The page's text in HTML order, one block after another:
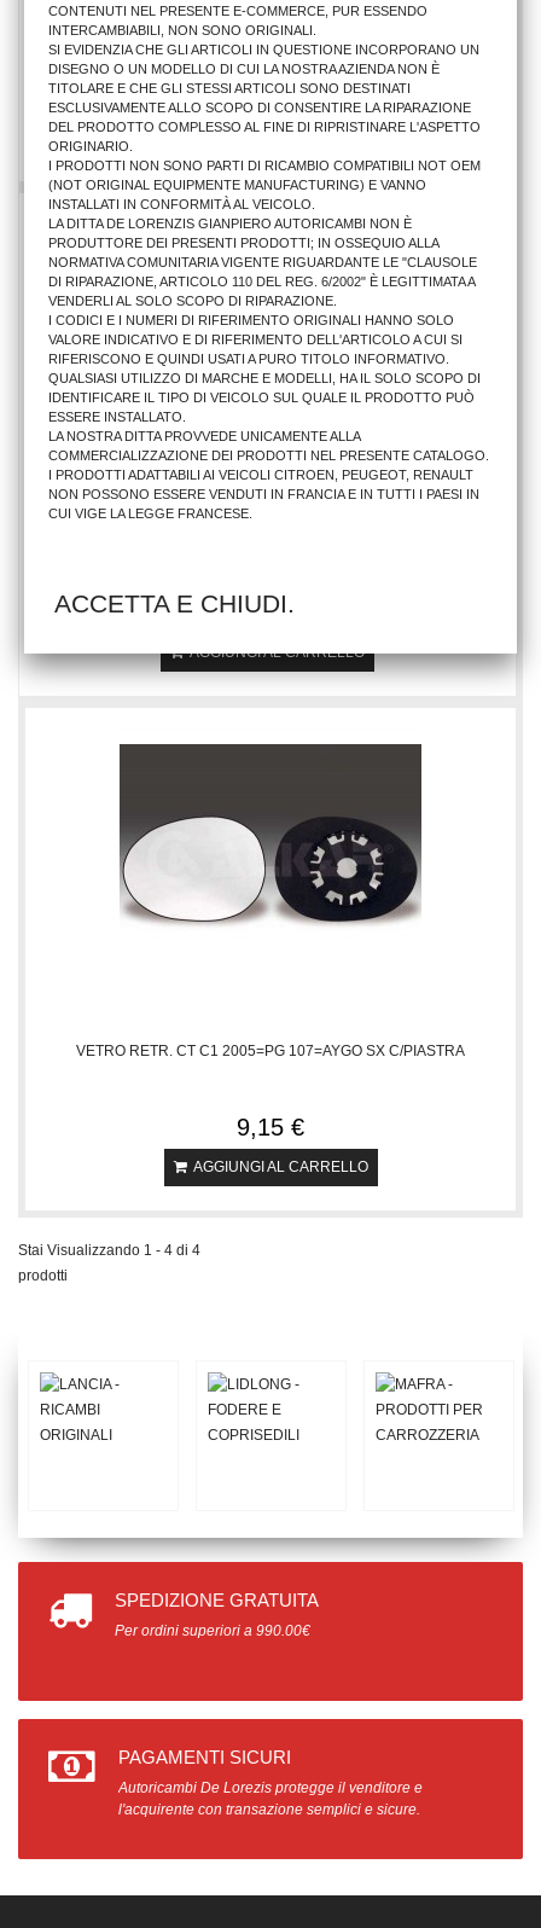
RETROVISORE EST.SX CT C1/PG 107/TY AYGO MECC. C/PR
17,08 €
AGGIUNGI AL CARRELLO
9,15 €
AGGIUNGI AL CARRELLO
VETRO RETR. CT C1 2005=PG 107=AYGO SX C/PIASTRA
9,15 €
AGGIUNGI AL CARRELLO
Stai Visualizzando 1 - 4 di 4
prodotti
SPEDIZIONE GRATUITA
Per ordini superiori a 990.00€
PAGAMENTI SICURI
Autoricambi De Lorezis protegge il venditore e
l'acquirente con transazione semplici e sicure.
CONTENUTI NEL PRESENTE E-COMMERCE, PUR ESSENDO
INTERCAMBIABILI, NON SONO ORIGINALI.
SI EVIDENZIA CHE GLI ARTICOLI IN QUESTIONE INCORPORANO UN
DISEGNO O UN MODELLO DI CUI LA NOSTRA AZIENDA NON È
TITOLARE E CHE GLI STESSI ARTICOLI SONO DESTINATI
ESCLUSIVAMENTE ALLO SCOPO DI CONSENTIRE LA RIPARAZIONE
DEL PRODOTTO COMPLESSO AL FINE DI RIPRISTINARE L'ASPETTO
ORIGINARIO.
I PRODOTTI NON SONO PARTI DI RICAMBIO COMPATIBILI NOT OEM
(NOT ORIGINAL EQUIPMENTE MANUFACTURING) E VANNO
INSTALLATI IN CONFORMITÀ AL VEICOLO.
LA DITTA DE LORENZIS GIANPIERO AUTORICAMBI NON È
PRODUTTORE DEI PRESENTI PRODOTTI; IN OSSEQUIO ALLA
NORMATIVA COMUNITARIA VIGENTE RIGUARDANTE LE "CLAUSOLE
DI RIPARAZIONE, ARTICOLO 110 DEL REG. 6/2002" È LEGITTIMATA A
VENDERLI AL SOLO SCOPO DI RIPARAZIONE.
I CODICI E I NUMERI DI RIFERIMENTO ORIGINALI HANNO SOLO
VALORE INDICATIVO E DI RIFERIMENTO DELL'ARTICOLO A CUI SI
RIFERISCONO E QUINDI USATI A PURO TITOLO INFORMATIVO.
QUALSIASI UTILIZZO DI MARCHE E MODELLI, HA IL SOLO SCOPO DI
IDENTIFICARE IL TIPO DI VEICOLO SUL QUALE IL PRODOTTO PUÒ
ESSERE INSTALLATO.
LA NOSTRA DITTA PROVVEDE UNICAMENTE ALLA
COMMERCIALIZZAZIONE DEI PRODOTTI NEL PRESENTE CATALOGO.
I PRODOTTI ADATTABILI AI VEICOLI CITROEN, PEUGEOT, RENAULT
NON POSSONO ESSERE VENDUTI IN FRANCIA E IN TUTTI I PAESI IN
CUI VIGE LA LEGGE FRANCESE.
ACCETTA E CHIUDI.